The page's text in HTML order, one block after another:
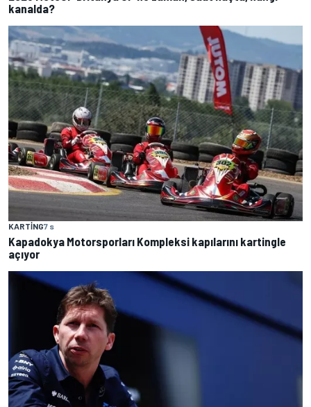
kanalda?
KARTING7 s
Kapadokya Motorsporları Kompleksi kapılarını kartingle
açıyor